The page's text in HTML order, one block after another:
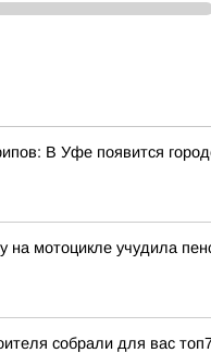
В Уфе появится
на мотоцикле учудила
собрали для вас